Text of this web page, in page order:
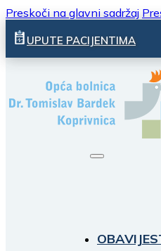
Preskoči na glavni sadržaj
UPUTE PACIJENTIMA